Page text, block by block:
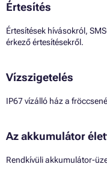
Értesítés
Értesítések hívásokról,
érkező értesítésekről.
Vízszigetelés
IP67 vízálló ház a
Az akkumulátor
Rendkívüli akkumulátor-